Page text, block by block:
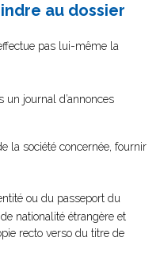
au dossier
pas lui-même la
un journal d’annonces
la société concernée, fournir
ou du passeport du
nationalité étrangère et
recto verso du titre de